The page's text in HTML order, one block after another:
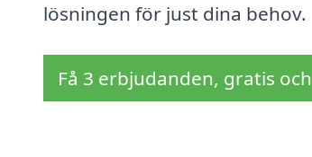
lösningen för just dina behov.
Få 3 erbjudanden, gratis